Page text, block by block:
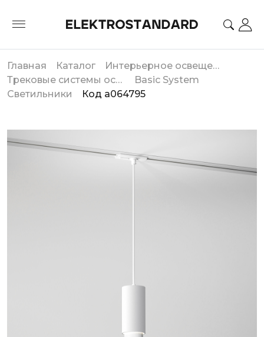
Главная Каталог
Интерьерное освещение
Трековые системы освещения
Basic System
Светильники
Код a064795